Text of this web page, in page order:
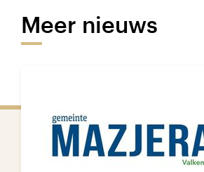
Meer nieuws